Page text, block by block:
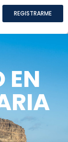
REGISTRARME
EN